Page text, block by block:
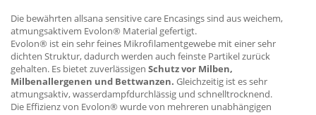
Die bewährten allsana sensitive care Encasings sind aus weichem,
atmungsaktivem Evolon® Material gefertigt.
Evolon® ist ein sehr feines Mikrofilamentgewebe mit einer sehr
dichten Struktur, dadurch werden auch feinste Partikel zurück
gehalten. Es bietet zuverlässigen Schutz vor Milben,
Milbenallergenen und Bettwanzen. Gleichzeitig ist es sehr
atmungsaktiv, wasserdampfdurchlässig und schnelltrocknend.
Die Effizienz von Evolon® wurde von mehreren unabhängigen